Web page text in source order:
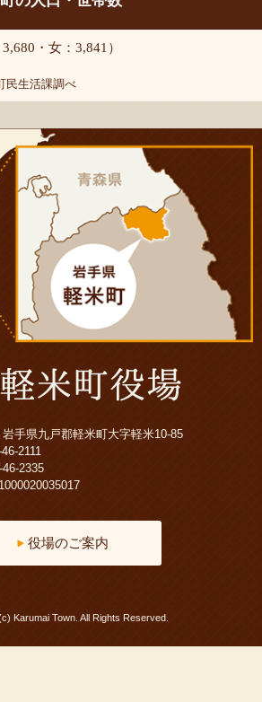
・女：3,841）
生活課調べ
手県九戸郡軽米町大字軽米10-85
2111
2335
役場のご案内
Karumai Town. All Rights Reserved.